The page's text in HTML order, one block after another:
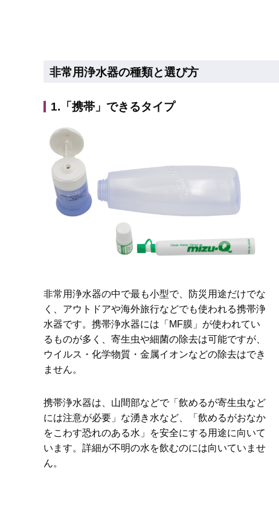
非常用浄水器の種類と選び方
1.「携帯」できるタイプ
非常用浄水器の中で最も小型で、防災用途だけでな
く、アウトドアや海外旅行などでも使われる携帯浄
水器です。携帯浄水器には「MF膜」が使われてい
るものが多く、寄生虫や細菌の除去は可能ですが、
ウイルス・化学物質・金属イオンなどの除去はでき
ません。
携帯浄水器は、山間部などで「飲めるが寄生虫など
には注意が必要」な湧き水など、「飲めるがおなか
をこわす恐れのある水」を安全にする用途に向いて
います。詳細が不明の水を飲むのには向いていませ
ん。